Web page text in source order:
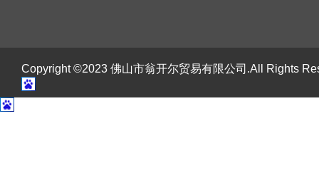
Copyright ©2023 佛山市翁开尔贸易有限公司.All Rights